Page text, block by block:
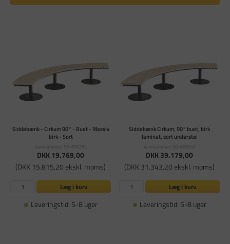
Siddebænk - Cirkum 90° - Buet - Massiv
birk - Sort
Varenummer: SD-600252
DKK 19.769,00
(DKK 15.815,20 ekskl. moms)
Læg i kurv
Leveringstid: 5-8 uger
Siddebænk Cirkum, 90° buet, birk
laminat, sort understel
Varenummer: SD-600247
DKK 39.179,00
(DKK 31.343,20 ekskl. moms)
Læg i kurv
Leveringstid: 5-8 uger